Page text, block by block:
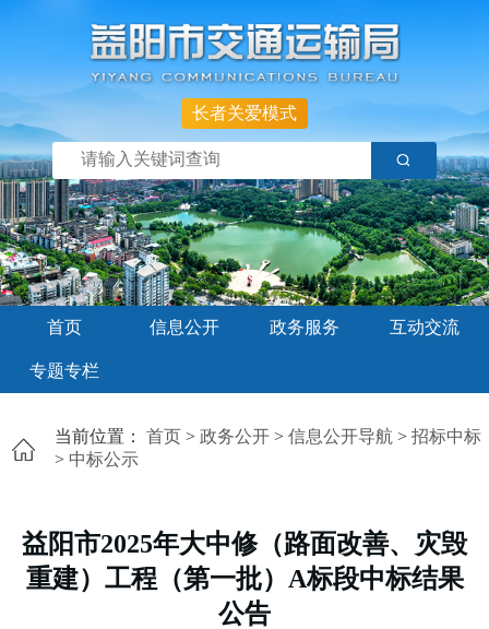
长者关爱模式
首页 信息公开 政务服务 互动交流
专题专栏
当前位置： 首页 > 政务公开 > 信息公开导航 > 招标中标
> 中标公示
益阳市2025年大中修（路面改善、灾毁
重建）工程（第一批）A标段中标结果
公告